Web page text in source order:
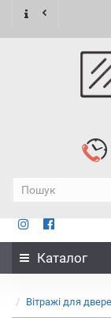
Каталог
Вітражі для